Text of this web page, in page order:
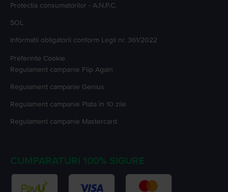
Protectia consumatorilor - A.N.P.C.
SOL
Informatii obligatorii conform Legii nr. 361/2022
Preferinte Cookie
Regulament campanie Flip Again
Regulament campanie Genius
Regulament campanie Plata în 10 zile
Regulament campanie Mastercard
CUMPARATURI 100% SIGURE